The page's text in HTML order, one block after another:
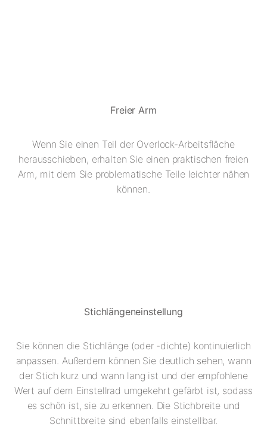
Freier Arm
Wenn Sie einen Teil der Overlock-Arbeitsfläche
herausschieben, erhalten Sie einen praktischen freien
Arm, mit dem Sie problematische Teile leichter nähen
können.
Stichlängeneinstellung
Sie können die Stichlänge (oder -dichte) kontinuierlich
anpassen. Außerdem können Sie deutlich sehen, wann
der Stich kurz und wann lang ist und der empfohlene
Wert auf dem Einstellrad umgekehrt gefärbt ist, sodass
es schön ist, sie zu erkennen. Die Stichbreite und
Schnittbreite sind ebenfalls einstellbar.